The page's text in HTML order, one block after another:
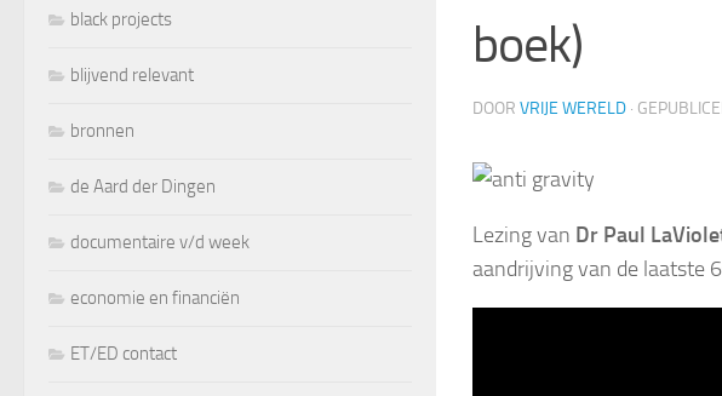
boek)
DOOR VRIJE WERELD ·
Lezing van Dr Paul
aandrijving van de laatste
black projects
blijvend relevant
bronnen
de Aard der Dingen
documentaire v/d week
economie en financiën
ET/ED contact